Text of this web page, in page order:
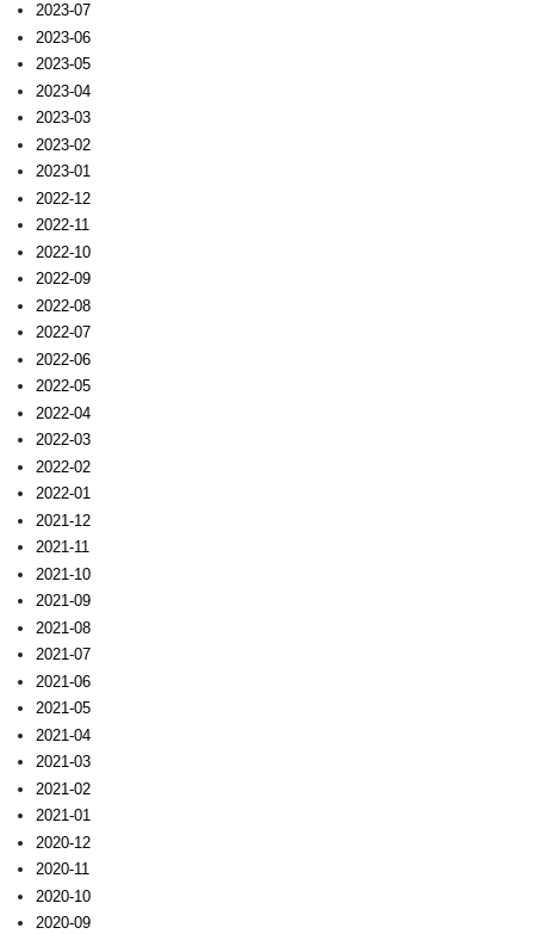
2023-07
2023-06
2023-05
2023-04
2023-03
2023-02
2023-01
2022-12
2022-11
2022-10
2022-09
2022-08
2022-07
2022-06
2022-05
2022-04
2022-03
2022-02
2022-01
2021-12
2021-11
2021-10
2021-09
2021-08
2021-07
2021-06
2021-05
2021-04
2021-03
2021-02
2021-01
2020-12
2020-11
2020-10
2020-09